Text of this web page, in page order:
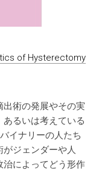
of Hysterectomy
術の発展やその実
るいは考えている
イナリーの人たち
ジェンダーや人
治によってどう形作